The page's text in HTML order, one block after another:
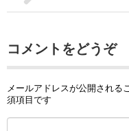
コメントをどうぞ
メールアドレスが公開される
須項目です